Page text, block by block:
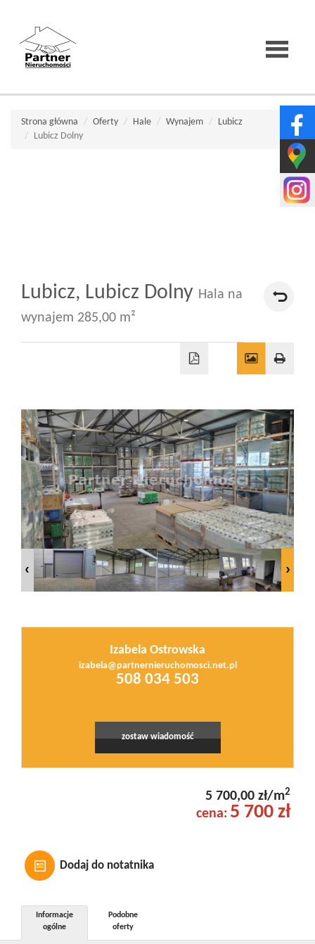
Strona
główna
Wirtualne
Wizyty
Notatnik
Blog
Opinie
Strona główna Oferty Hale Wynajem
Lubicz
Lubicz Dolny
Lubicz, Lubicz Dolny Hala na
wynajem 285,00 m²
Izabela Ostrowska
izabela@partnernieruchomosci.net.pl
508 034 503
zostaw wiadomość
5 700,00 zł/m2
cena: 5 700 zł
Dodaj do notatnika
Informacje
ogólne
Podobne
oferty